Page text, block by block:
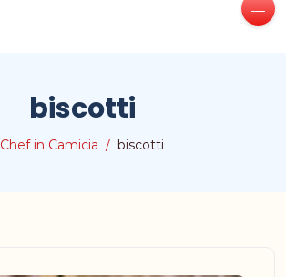
biscotti
Chef in Camicia biscotti